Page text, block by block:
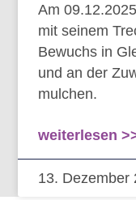
Am
mit seinem
Bewuchs in
und an der
mulchen.
weiterlesen
13. Dezember